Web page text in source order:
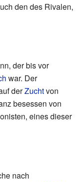
den des Rivalen,
der bis vor
war. Der
derZuchtvon
besessen von
eines dieser
nach